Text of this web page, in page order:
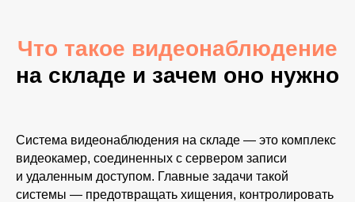
Что такое видеонаблюдение
на складе и зачем оно нужно
Система видеонаблюдения на складе — это комплекс
видеокамер, соединенных с сервером записи
и удаленным доступом. Главные задачи такой
системы — предотвращать хищения, контролировать